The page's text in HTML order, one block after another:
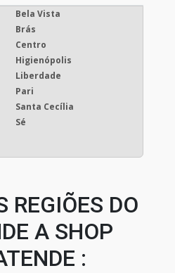
Bela Vista
Brás
Centro
Higienópolis
Liberdade
Pari
Santa Cecília
Sé
REGIÕES DO
A SHOP
: